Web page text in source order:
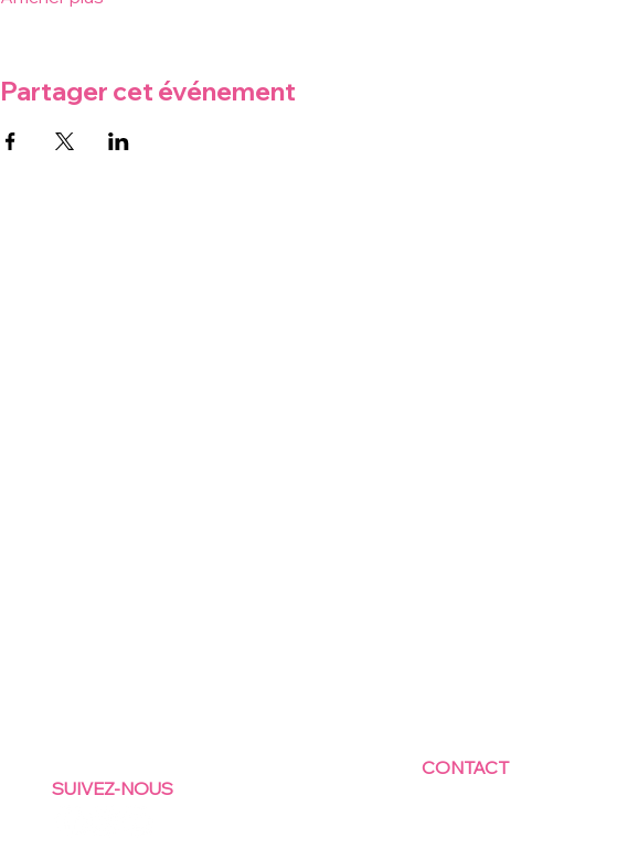
Partager cet événement
SUIVEZ-NOUS
CONTACT